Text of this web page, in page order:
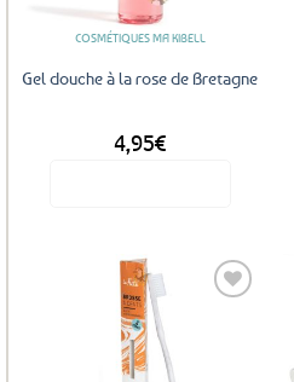
COSMÉTIQUES MA KIBELL
Gel douche à la rose de Bretagne
4,95€